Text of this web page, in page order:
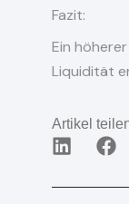
Fazit:
Ein
Liquidität
Artikel